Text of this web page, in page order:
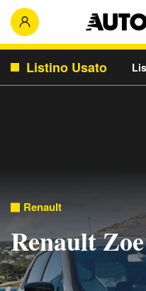
Listino Usato
Renault
Renault